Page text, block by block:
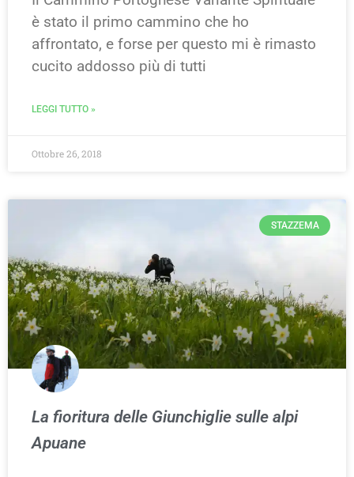
è stato il primo cammino che ho
affrontato, e forse per questo mi è rimasto
cucito addosso più di tutti
LEGGI TUTTO »
Ottobre 26, 2018
STAZZEMA
La fioritura delle Giunchiglie sulle alpi
Apuane